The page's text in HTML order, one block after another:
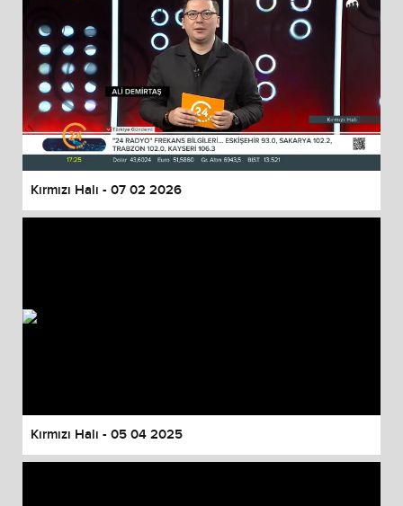
Kırmızı Halı - 07 02 2026
Kırmızı Halı - 05 04 2025